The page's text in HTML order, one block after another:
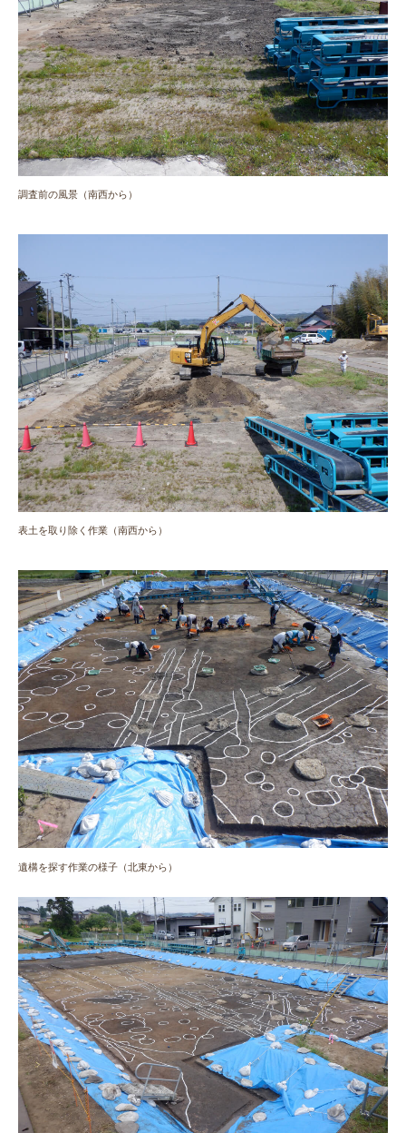
調査前の風景（南西から）
表土を取り除く作業（南西から）
遺構を探す作業の様子（北東から）